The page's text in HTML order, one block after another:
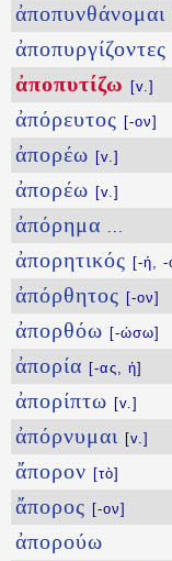
ἀποπυνθάνομαι
ἀποπυργίζοντες
ἀποπυτίζω
[v.]
ἀπόρευτος [-ον]
ἀπορέω [v.]
ἀπορέω [v.]
ἀπόρημα ...
ἀπορητικός [-ή, -
ἀπόρθητος [-ον]
ἀπορθόω [-ώσω]
ἀπορία [-ας, ἡ]
ἀπορίπτω [v.]
ἀπόρνυμαι [v.]
ἄπορον [τὸ]
ἄπορος [-ον]
ἀπορούω